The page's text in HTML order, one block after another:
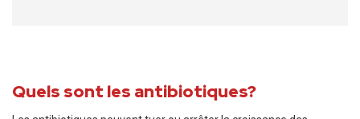
Quels sont les antibiotiques?